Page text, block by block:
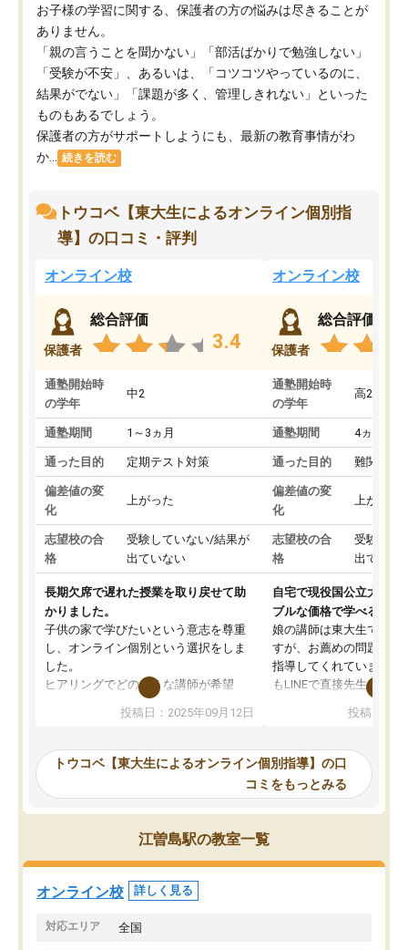
お子様の学習に関する、保護者の方の悩みは尽きることが
ありません。
「親の言うことを聞かない」「部活ばかりで勉強しない」
「受験が不安」、あるいは、「コツコツやっているのに、
結果がでない」「課題が多く、管理しきれない」といった
ものもあるでしょう。
保護者の方がサポートしようにも、最新の教育事情がわ
か...
続きを読む
トウコベ【東大生によるオンライン個別指
導】の口コミ・評判
オンライン校
保護者
総合評価
3.4
通塾開始時
の学年
中2
通塾期間 1～3ヵ月
通った目的 定期テスト対策
偏差値の変
化
上がった
志望校の合
格
受験していない/結果が
出ていない
長期欠席で遅れた授業を取り戻せて助
かりました。
子供の家で学びたいという意志を尊重
し、オンライン個別という選択をしま
した。
ヒアリングでどのような講師が希望
か、オプションは付帯するかなど選ぶ
事が出来ました。
ーティングを行い、その講師で良いか
見てから講師を決定する事ができま
す。
うちの子は、初回面談の講師の方で決
オンラインツールを使用した単語帳の
共有があり宿題もそちらで出される形
でした。
投稿日：2025年09月12日
オンライン校
保護者
総合評価
通塾開始時
の学年
高2
通塾期間 4ヵ月～1
通った目的 難関私立
偏差値の変
化
上がった
志望校の合
格
受験して
出ていな
自宅で現役国公立大学生
ブルな価格で学べる
娘の講師は東大生では無
すが、お薦めの問題集や
指導してくれています。
もLINEで直接先生に質問
めれるので、個人に合
いなのがあり(有料)、受
ことをどんなスケジュー
くか相談したのですが、
ち期待したものではなく
くなってきたようなので
投稿日：
トウコベ【東大生によるオンライン個別指導】の口
コミをもっとみる
江曽島駅の教室一覧
オンライン校 詳しく見る
対応エリア 全国